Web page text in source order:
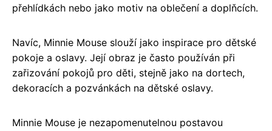
přehlídkách nebo jako motiv na oblečení a doplňcích.
Navíc, Minnie Mouse slouží jako inspirace pro dětské
pokoje a oslavy. Její obraz je často používán při
zařizování pokojů pro děti, stejně jako na dortech,
dekoracích a pozvánkách na dětské oslavy.
Minnie Mouse je nezapomenutelnou postavou